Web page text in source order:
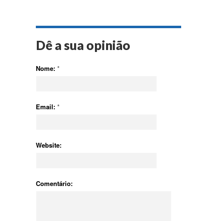
Dê a sua opinião
Nome: *
Email: *
Website:
Comentário: